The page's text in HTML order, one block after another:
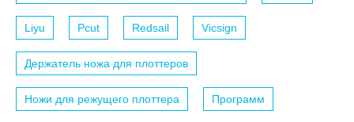
Liyu Pcut Redsail Vicsign
Держатель ножа для плоттеров
Ножи для режущего плоттера Программ